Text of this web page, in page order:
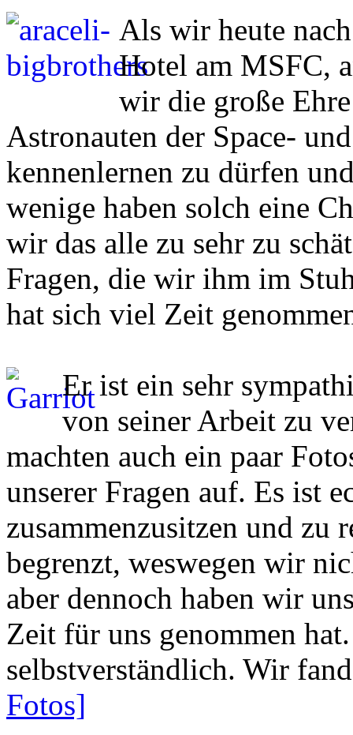
Als wir heute
Hotel am MSFC,
wir die große
Astronauten der Space-
kennenlernen zu dürfen
wenige haben solch eine
wir das alle zu sehr zu
Fragen, die wir ihm im
hat sich viel Zeit
Er ist ein sehr
von seiner Arbeit zu
machten auch ein paar
unserer Fragen auf. Es ist
zusammenzusitzen und zu
begrenzt, weswegen wir
aber dennoch haben wir
Zeit für uns genommen
selbstverständlich. Wir
Fotos]